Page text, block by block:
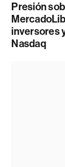
Presión
inversores
Nasdaq